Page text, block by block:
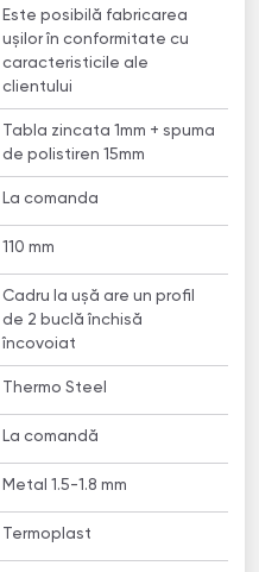
Este posibilă fabricarea
ușilor în conformitate cu
caracteristicile ale
clientului
Tabla zincata 1mm + spuma
de polistiren 15mm
La comanda
110 mm
Сadru la ușă are un profil
de 2 buclă închisă
încovoiat
Thermo Steel
La comandă
Metal 1.5-1.8 mm
Termoplast